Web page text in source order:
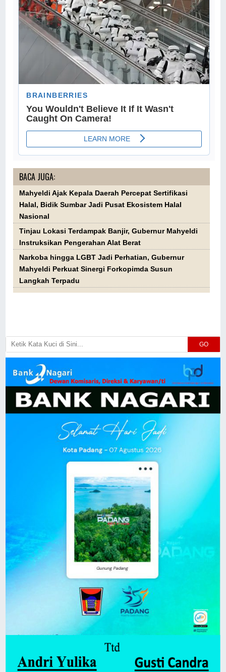
BACA JUGA:
Mahyeldi Ajak Kepala Daerah Percepat Sertifikasi
Halal, Bidik Sumbar Jadi Pusat Ekosistem Halal
Nasional
Tinjau Lokasi Terdampak Banjir, Gubernur Mahyeldi
Instruksikan Pengerahan Alat Berat
Narkoba hingga LGBT Jadi Perhatian, Gubernur
Mahyeldi Perkuat Sinergi Forkopimda Susun
Langkah Terpadu
GO